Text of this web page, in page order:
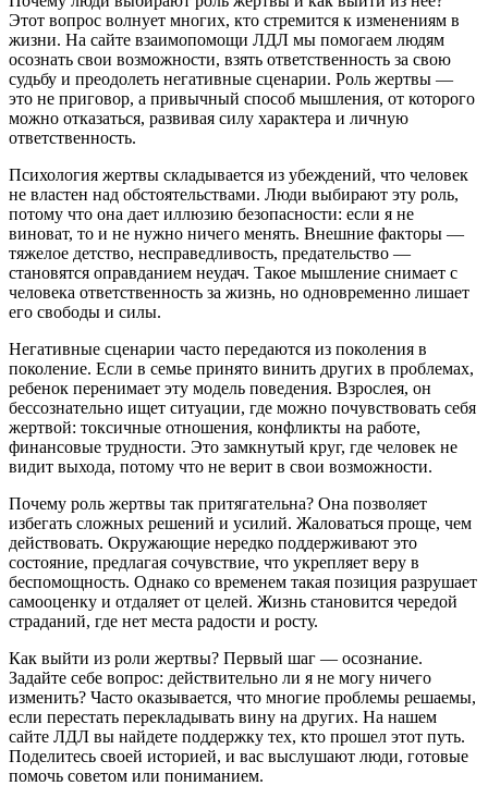
Этот вопрос волнует многих, кто стремится к изменениям в
жизни. На сайте взаимопомощи ЛДЛ мы помогаем людям
осознать свои возможности, взять ответственность за свою
судьбу и преодолеть негативные сценарии. Роль жертвы —
это не приговор, а привычный способ мышления, от которого
можно отказаться, развивая силу характера и личную
ответственность.
Психология жертвы складывается из убеждений, что человек
не властен над обстоятельствами. Люди выбирают эту роль,
потому что она дает иллюзию безопасности: если я не
виноват, то и не нужно ничего менять. Внешние факторы —
тяжелое детство, несправедливость, предательство —
становятся оправданием неудач. Такое мышление снимает с
человека ответственность за жизнь, но одновременно лишает
его свободы и силы.
Негативные сценарии часто передаются из поколения в
поколение. Если в семье принято винить других в проблемах,
ребенок перенимает эту модель поведения. Взрослея, он
бессознательно ищет ситуации, где можно почувствовать себя
жертвой: токсичные отношения, конфликты на работе,
финансовые трудности. Это замкнутый круг, где человек не
видит выхода, потому что не верит в свои возможности.
Почему роль жертвы так притягательна? Она позволяет
избегать сложных решений и усилий. Жаловаться проще, чем
действовать. Окружающие нередко поддерживают это
состояние, предлагая сочувствие, что укрепляет веру в
беспомощность. Однако со временем такая позиция разрушает
самооценку и отдаляет от целей. Жизнь становится чередой
страданий, где нет места радости и росту.
Как выйти из роли жертвы? Первый шаг — осознание.
Задайте себе вопрос: действительно ли я не могу ничего
изменить? Часто оказывается, что многие проблемы решаемы,
если перестать перекладывать вину на других. На нашем
сайте ЛДЛ вы найдете поддержку тех, кто прошел этот путь.
Поделитесь своей историей, и вас выслушают люди, готовые
помочь советом или пониманием.